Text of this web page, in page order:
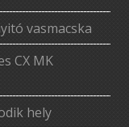
vasmacska
CX MK
hely